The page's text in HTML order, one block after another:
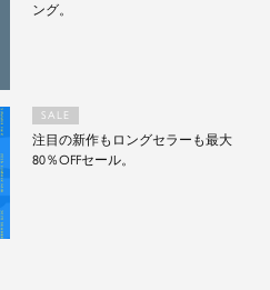
ング。
SALE
注目の新作もロングセラーも最大
80％OFFセール。